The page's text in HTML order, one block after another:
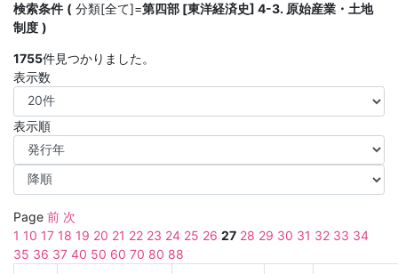
検索条件 分類[全て]=第四部 [東洋経済史] 4-3. 原始産業・土地
制度
1755件見つかりました。
表示数
表示順
Page 前 次
1 10 17 18 19 20 21 22 23 24 25 26 27 28 29 30 31 32 33 34
35 36 37 40 50 60 70 80 88